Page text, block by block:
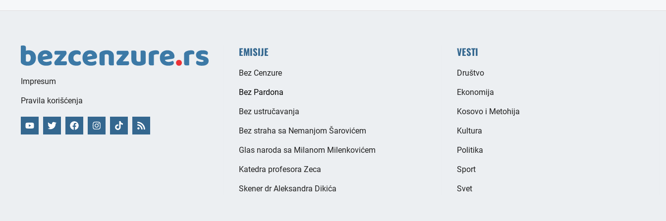
Impresum
Pravila korišćenja
EMISIJE
Bez Cenzure
Bez Pardona
Bez ustručavanja
Bez straha sa Nemanjom Šarovićem
Glas naroda sa Milanom Milenkovićem
Katedra profesora Zeca
Skener dr Aleksandra Dikića
VESTI
Društvo
Ekonomija
Kosovo i Metohija
Kultura
Politika
Sport
Svet